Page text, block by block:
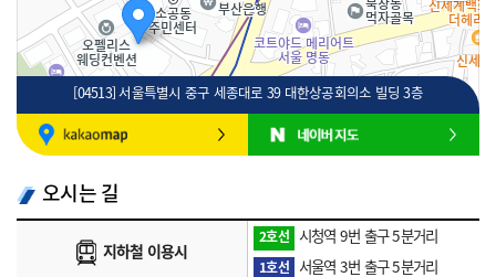
100m
[04513] 서울특별시 중구 세종대로 39 대한상공회의소 빌딩 3층
오시는 길
지하철 이용시
2호선 시청역 9번 출구 5분거리
1호선 서울역 3번 출구 5분거리